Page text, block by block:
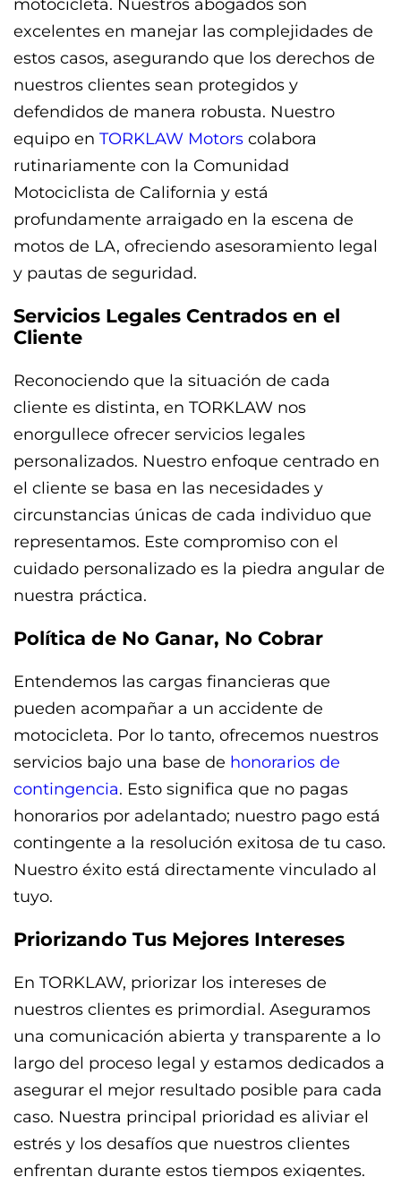
motocicleta. Nuestros abogados son
excelentes en manejar las complejidades de
estos casos, asegurando que los derechos de
nuestros clientes sean protegidos y
defendidos de manera robusta. Nuestro
equipo en TORKLAW Motors colabora
rutinariamente con la Comunidad
Motociclista de California y está
profundamente arraigado en la escena de
motos de LA, ofreciendo asesoramiento legal
y pautas de seguridad.
Servicios Legales Centrados en el
Cliente
Reconociendo que la situación de cada
cliente es distinta, en TORKLAW nos
enorgullece ofrecer servicios legales
personalizados. Nuestro enfoque centrado en
el cliente se basa en las necesidades y
circunstancias únicas de cada individuo que
representamos. Este compromiso con el
cuidado personalizado es la piedra angular de
nuestra práctica.
Política de No Ganar, No Cobrar
Entendemos las cargas financieras que
pueden acompañar a un accidente de
motocicleta. Por lo tanto, ofrecemos nuestros
servicios bajo una base de honorarios de
contingencia. Esto significa que no pagas
honorarios por adelantado; nuestro pago está
contingente a la resolución exitosa de tu caso.
Nuestro éxito está directamente vinculado al
tuyo.
Priorizando Tus Mejores Intereses
En TORKLAW, priorizar los intereses de
nuestros clientes es primordial. Aseguramos
una comunicación abierta y transparente a lo
largo del proceso legal y estamos dedicados a
asegurar el mejor resultado posible para cada
caso. Nuestra principal prioridad es aliviar el
estrés y los desafíos que nuestros clientes
enfrentan durante estos tiempos exigentes.